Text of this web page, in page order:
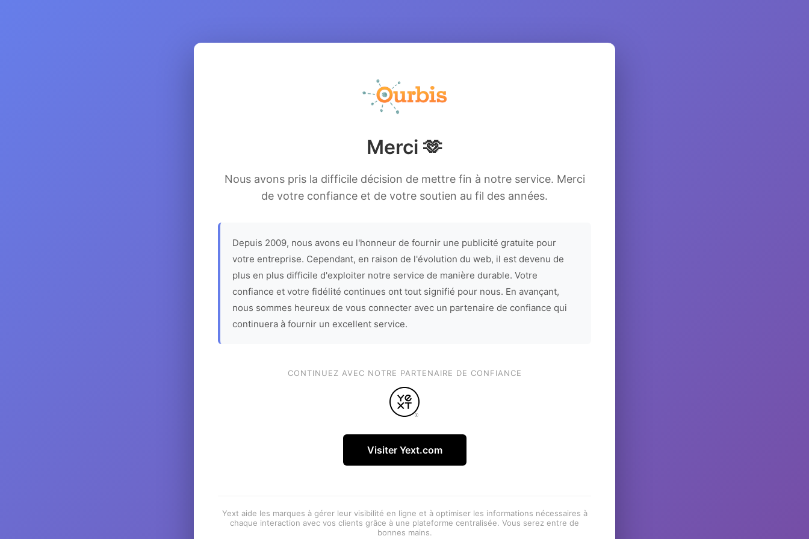
Merci 🫶
Nous avons pris la difficile décision de mettre fin à notre service. Merci
de votre confiance et de votre soutien au fil des années.
Depuis 2009, nous avons eu l'honneur de fournir une publicité gratuite pour
votre entreprise. Cependant, en raison de l'évolution du web, il est devenu de
plus en plus difficile d'exploiter notre service de manière durable. Votre
confiance et votre fidélité continues ont tout signifié pour nous. En avançant,
nous sommes heureux de vous connecter avec un partenaire de confiance qui
continuera à fournir un excellent service.
CONTINUEZ AVEC NOTRE PARTENAIRE DE CONFIANCE
Visiter Yext.com
Yext aide les marques à gérer leur visibilité en ligne et à optimiser les informations nécessaires à
chaque interaction avec vos clients grâce à une plateforme centralisée. Vous serez entre de
bonnes mains.